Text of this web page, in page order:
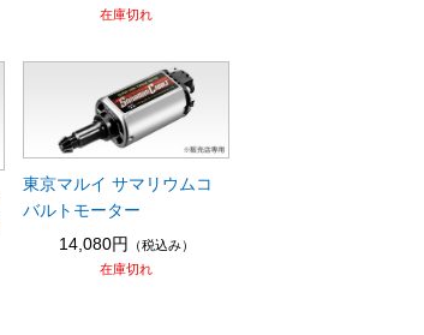
在庫切れ
東京マルイ サマリウムコ
バルトモーター
14,080円
（税込み）
在庫切れ